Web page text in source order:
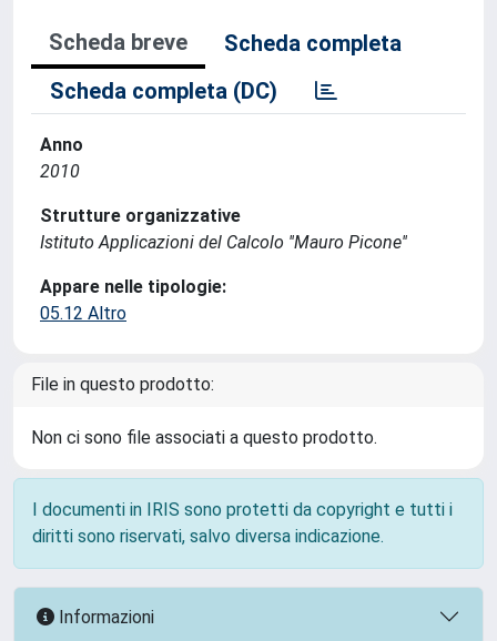
Scheda breve
Scheda completa
Scheda completa (DC)
Anno
2010
Strutture organizzative
Istituto Applicazioni del Calcolo ''Mauro Picone''
Appare nelle tipologie:
05.12 Altro
File in questo prodotto:
Non ci sono file associati a questo prodotto.
I documenti in IRIS sono protetti da copyright e tutti i
diritti sono riservati, salvo diversa indicazione.
Informazioni